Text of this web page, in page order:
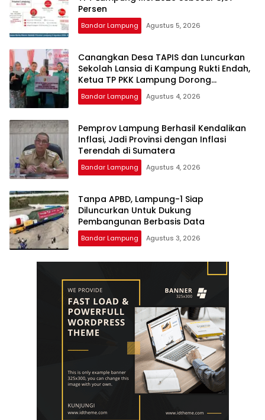
Persen
Bandar Lampung Agustus 5, 2026
Canangkan Desa TAPIS dan Luncurkan
Sekolah Lansia di Kampung Rukti Endah,
Ketua TP PKK Lampung Dorong
Pembangunan SDM Dimulai dari Desa
Bandar Lampung Agustus 4, 2026
Pemprov Lampung Berhasil Kendalikan
Inflasi, Jadi Provinsi dengan Inflasi
Terendah di Sumatera
Bandar Lampung Agustus 4, 2026
Tanpa APBD, Lampung-1 Siap
Diluncurkan Untuk Dukung
Pembangunan Berbasis Data
Bandar Lampung Agustus 3, 2026